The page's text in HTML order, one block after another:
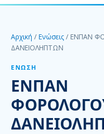
Αρχική / Ενώσεις / ΕΝΠΑΝ
ΔΑΝΕΙΟΛΗΠΤΩΝ
ΈΝΩΣΗ
ΕΝΠΑΝ